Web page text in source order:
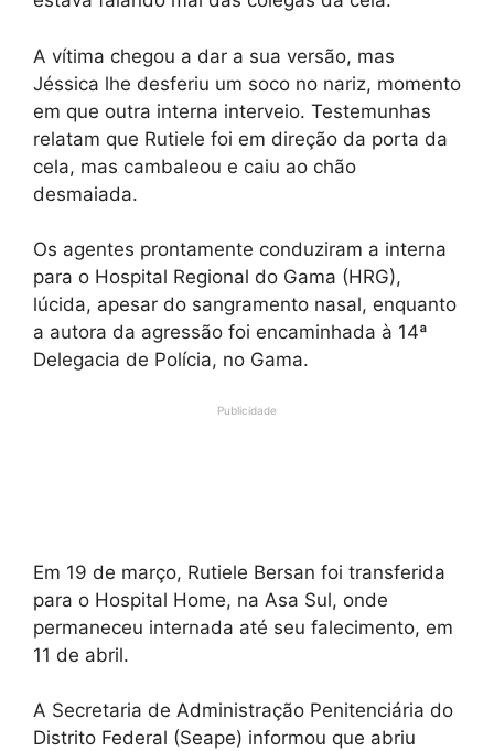
A vítima chegou a dar a sua versão, mas
Jéssica lhe desferiu um soco no nariz, momento
em que outra interna interveio. Testemunhas
relatam que Rutiele foi em direção da porta da
cela, mas cambaleou e caiu ao chão
desmaiada.
Os agentes prontamente conduziram a interna
para o Hospital Regional do Gama (HRG),
lúcida, apesar do sangramento nasal, enquanto
a autora da agressão foi encaminhada à 14ª
Delegacia de Polícia, no Gama.
Publicidade
Em 19 de março, Rutiele Bersan foi transferida
para o Hospital Home, na Asa Sul, onde
permaneceu internada até seu falecimento, em
11 de abril.
A Secretaria de Administração Penitenciária do
Distrito Federal (Seape) informou que abriu